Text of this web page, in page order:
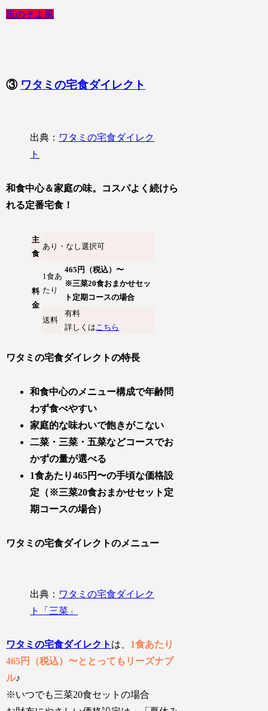
風のそよ風
③ ワタミの宅食ダイレクト
出典： ワタミの宅食ダイレク
ト
和食中心＆家庭の味。コスパよく続けら
れる定番宅食！
主
食
あり・なし選択可
料
金
1食あ
たり
465円（税込）〜
※三菜20食おまかせセッ
ト定期コースの場合
送料
有料
詳しくは こちら
ワタミの宅食ダイレクトの特長
和食中心のメニュー構成で年齢問
わず食べやすい
家庭的な味わいで飽きがこない
二菜・三菜・五菜などコースでお
かずの量が選べる
1食あたり465円〜の手頃な価格設
定（※三菜20食おまかせセット定
期コースの場合）
ワタミの宅食ダイレクトのメニュー
出典： ワタミの宅食ダイレク
ト「三菜」
ワタミの宅食ダイレクト は、 1食あたり
465円（税込）〜ととってもリーズナブ
ル♪
※いつでも三菜20食セットの場合